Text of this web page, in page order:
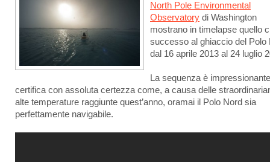
North Pole Environmental
Observatory di Washington
mostrano in timelapse quello
successo al ghiaccio del Polo
dal 16 aprile 2013 al 24 luglio
La sequenza è
certifica con assoluta certezza come, a causa delle
alte temperature raggiunte quest’anno, oramai il Polo Nord sia
perfettamente navigabile.